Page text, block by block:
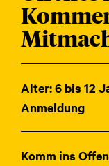
Alter: 6 bis 12
Anmeldung
Komm ins